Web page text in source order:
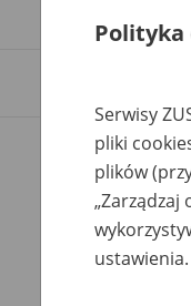
-
Polityka
Serwisy
pliki
plików
„Zarządzaj